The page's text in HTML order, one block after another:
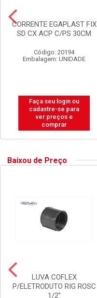
CORRENTE EGAPLAST FIX
SD CX ACP C/PS 30CM
Código: 20194
Embalagem: UNIDADE
Faça seu login ou
cadastre-se para
ver preços e
comprar
Baixou de Preço
LUVA COFLEX
P/ELETRODUTO RIG ROSC
1/2”